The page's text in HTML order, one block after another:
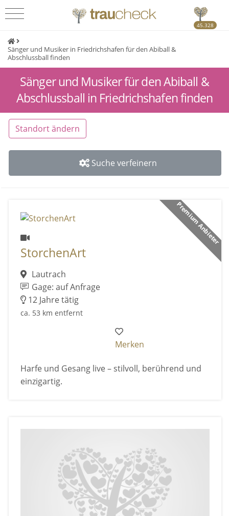
45.328
Sänger und Musiker in Friedrichshafen für den Abiball &
Abschlussball finden
Sänger und Musiker für den Abiball &
Abschlussball in Friedrichshafen finden
Standort ändern
Suche verfeinern
Premium Anbieter
StorchenArt
Lautrach
Gage: auf Anfrage
12 Jahre tätig
ca. 53 km entfernt
Merken
Harfe und Gesang live – stilvoll, berührend und
einzigartig.